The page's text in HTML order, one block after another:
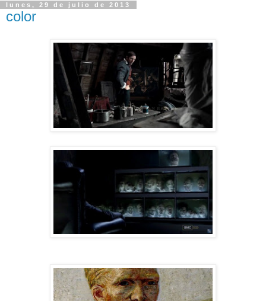
lunes, 29 de julio de 2013
color